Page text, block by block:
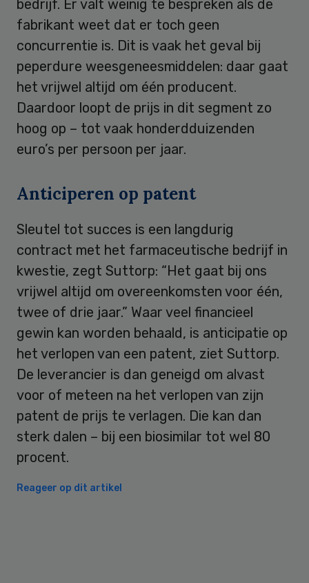
bedrijf. Er valt weinig te bespreken als de
fabrikant weet dat er toch geen
concurrentie is. Dit is vaak het geval bij
peperdure weesgeneesmiddelen: daar gaat
het vrijwel altijd om één producent.
Daardoor loopt de prijs in dit segment zo
hoog op – tot vaak honderdduizenden
euro’s per persoon per jaar.
Anticiperen op patent
Sleutel tot succes is een langdurig
contract met het farmaceutische bedrijf in
kwestie, zegt Suttorp: “Het gaat bij ons
vrijwel altijd om overeenkomsten voor één,
twee of drie jaar.” Waar veel financieel
gewin kan worden behaald, is anticipatie op
het verlopen van een patent, ziet Suttorp.
De leverancier is dan geneigd om alvast
voor of meteen na het verlopen van zijn
patent de prijs te verlagen. Die kan dan
sterk dalen – bij een biosimilar tot wel 80
procent.
Reageer op dit artikel